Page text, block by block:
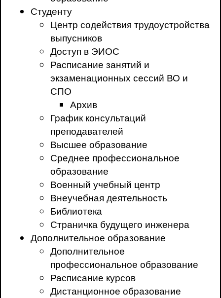
Студенту
Центр содействия трудоустройства
выпусников
Доступ в ЭИОС
Расписание занятий и
экзаменационных сессий ВО и
СПО
Архив
График консультаций
преподавателей
Высшее образование
Среднее профессиональное
образование
Военный учебный центр
Внеучебная деятельность
Библиотека
Страничка будущего инженера
Дополнительное образование
Дополнительное
профессиональное образование
Расписание курсов
Дистанционное образование